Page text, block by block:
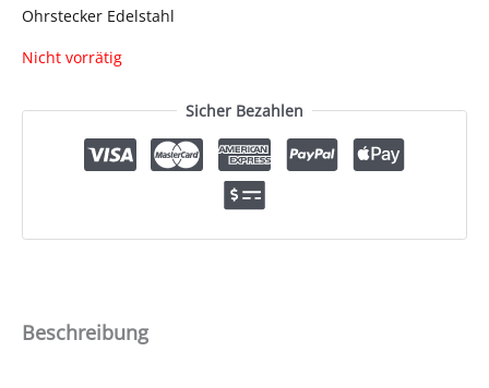
Ohrstecker Edelstahl
Nicht vorrätig
Sicher Bezahlen
Beschreibung